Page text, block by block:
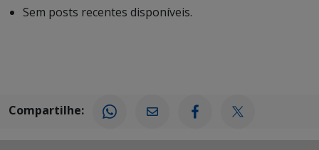
Sem posts recentes disponíveis.
Compartilhe: